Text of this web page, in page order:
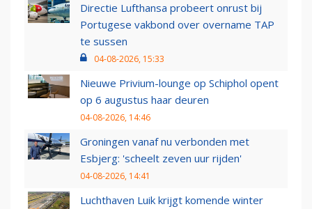
Directie Lufthansa probeert onrust bij
Portugese vakbond over overname TAP
te sussen
04-08-2026, 15:33
Nieuwe Privium-lounge op Schiphol opent
op 6 augustus haar deuren
04-08-2026, 14:46
Groningen vanaf nu verbonden met
Esbjerg: 'scheelt zeven uur rijden'
04-08-2026, 14:41
Luchthaven Luik krijgt komende winter